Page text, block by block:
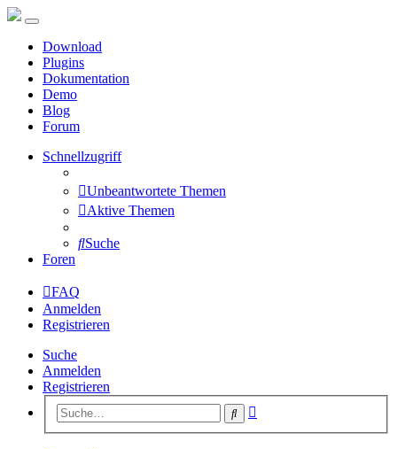
Download
Plugins
Dokumentation
Demo
Blog
Forum
Schnellzugriff
Unbeantwortete Themen
Aktive Themen
Suche
Foren
FAQ
Anmelden
Registrieren
Suche
Anmelden
Registrieren
Suche